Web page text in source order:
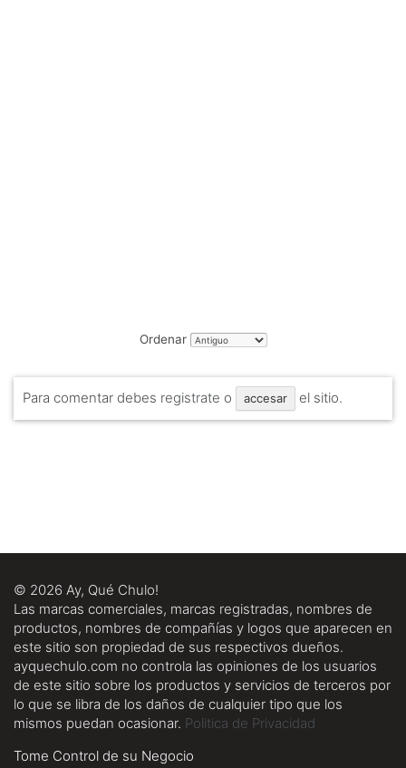
Ordenar
Para comentar debes registrate o accesar el sitio.
© 2026 Ay, Qué Chulo!
Las marcas comerciales, marcas registradas, nombres de
productos, nombres de compañías y logos que aparecen en
este sitio son propiedad de sus respectivos dueños.
ayquechulo.com no controla las opiniones de los usuarios
de este sitio sobre los productos y servicios de terceros por
lo que se libra de los daños de cualquier tipo que los
mismos puedan ocasionar. Politica de Privacidad
Tome Control de su Negocio